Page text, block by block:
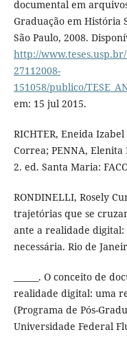
documental em
Graduação em História
São Paulo, 2008.
http://
27112008-
151058/publico/
em: 15 jul 2015.
RICHTER, Eneida
Correa; PENNA,
2. ed. Santa Maria:
RONDINELLI, Rosely
trajetórias que se
ante a realidade
necessária. Rio de
______. O conceito de
realidade digital: uma
(Programa de Pós-
Universidade Federal